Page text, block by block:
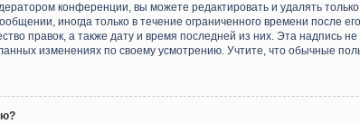
конференции, вы можете редактировать и удалять
иногда только в течение ограниченного времени после
правок, а также дату и время последней из них. Эта надпись
изменениях по своему усмотрению. Учтите, что обычные